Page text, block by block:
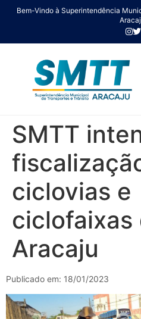
Bem-Vindo à Superintendência
SMTT
ciclovias e
ciclofaixas
Aracaju
Publicado em: 18/01/2023